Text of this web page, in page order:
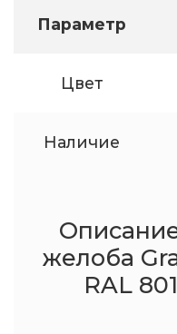
Параметр
Цвет
Наличие
желоба
RAL